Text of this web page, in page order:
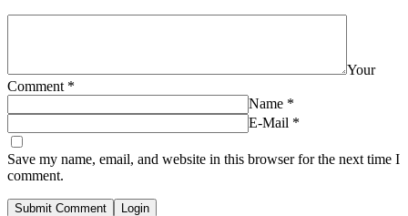
Your
Comment *
Name *
E-Mail *
Save my name, email, and website in this browser for the next time I
comment.
Submit Comment Login